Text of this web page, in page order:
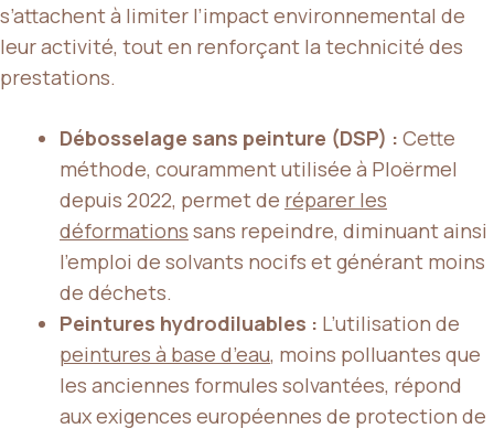
s’attachent à limiter l’impact environnemental de
leur activité, tout en renforçant la technicité des
prestations.
Débosselage sans peinture (DSP) : Cette
méthode, couramment utilisée à Ploërmel
depuis 2022, permet de réparer les
déformations sans repeindre, diminuant ainsi
l’emploi de solvants nocifs et générant moins
de déchets.
Peintures hydrodiluables : L’utilisation de
peintures à base d’eau, moins polluantes que
les anciennes formules solvantées, répond
aux exigences européennes de protection de